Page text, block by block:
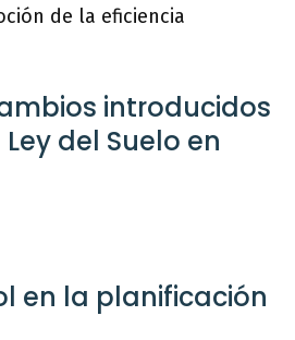
de la eficiencia
introducidos
del Suelo en
en la planificación